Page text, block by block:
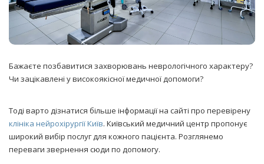
Бажаєте позбавитися захворювань неврологічного характеру?
Чи зацікавлені у високоякісної медичної допомоги?
Тоді варто дізнатися більше інформації на сайті про перевірену
клініка нейрохірургії Київ. Київський медичний центр пропонує
широкий вибір послуг для кожного пацієнта. Розглянемо
переваги звернення сюди по допомогу.